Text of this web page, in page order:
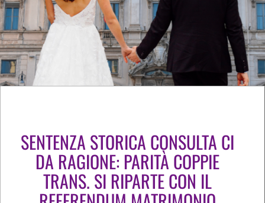
SENTENZA STORICA CONSULTA CI
DA RAGIONE: PARITÀ COPPIE
TRANS. SI RIPARTE CON IL